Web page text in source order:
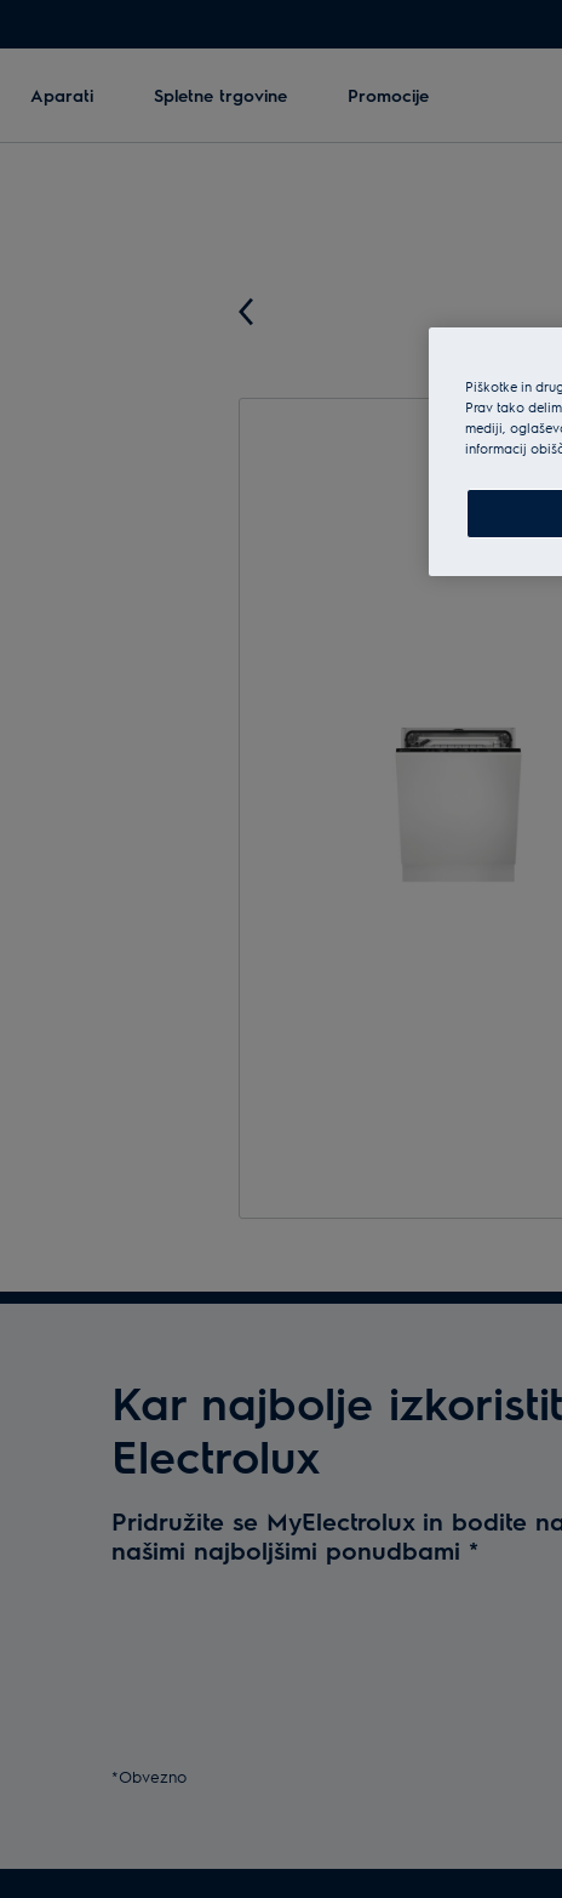
Aparati Spletne trgovine Promocije
Kar najbolje
Electrolux
Pridružite se MyElectrolux in bodite
našimi najboljšimi ponudbami *
*Obvezno
Piškotke in
Prav tako
mediji,
informacij